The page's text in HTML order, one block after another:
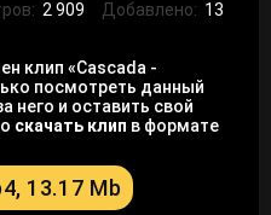
2 909 Добавлено: 13
клип «Cascada -
посмотреть данный
него и оставить свой
скачать клип в формате
13.17 Mb